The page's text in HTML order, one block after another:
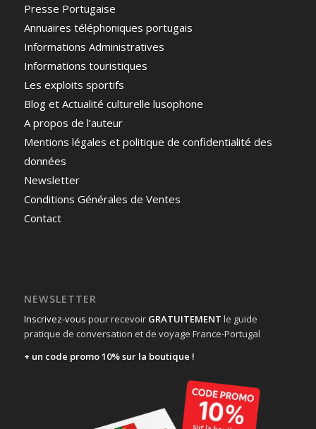
Presse Portugaise
Annuaires téléphoniques portugais
Informations Administratives
Informations touristiques
Les exploits sportifs
Blog et Actualité culturelle lusophone
A propos de l’auteur
Mentions légales et politique de confidentialité des
données
Newsletter
Conditions Générales de Ventes
Contact
NEWSLETTER
Inscrivez-vous pour recevoir GRATUITEMENT le guide
pratique de conversation et de voyage France-Portugal
+ un code promo 10% sur la boutique !